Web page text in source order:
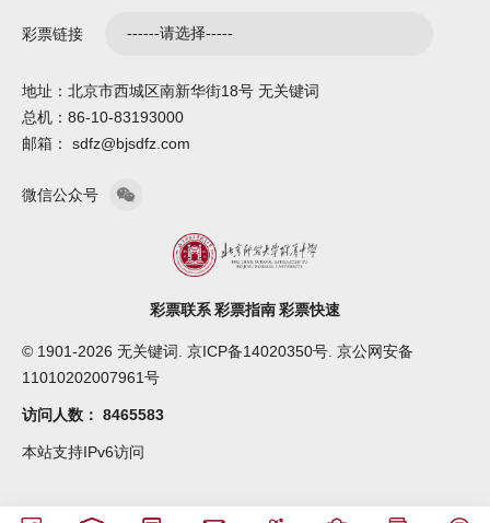
彩票链接
地址：北京市西城区南新华街18号 无关键词
总机：86-10-83193000
邮箱： sdfz@bjsdfz.com
微信公众号
彩票联系彩票指南彩票快速
© 1901-2026 无关键词. 京ICP备14020350号. 京公网安备
11010202007961号
访问人数： 8465583
本站支持IPv6访问